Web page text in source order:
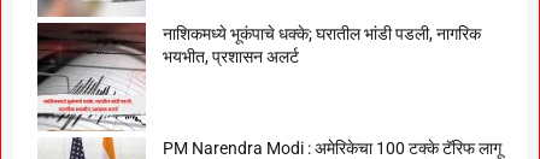
नाशिकमध्ये भूकंपाचे धक्के; घरातील भांडी पडली, नागरिक
भयभीत, प्रशासन अलर्ट
PM Narendra Modi : अमेरिकेचा 100 टक्के टॅरिफ लागू